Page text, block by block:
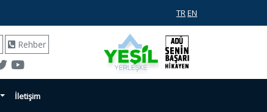
TR EN
Rehber
İletişim